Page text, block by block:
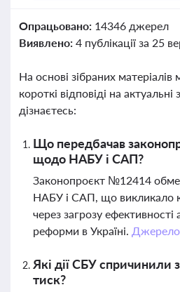
Опрацьовано: 14346 джерел
Виявлено: 4 публікації за 25
На основі зібраних
короткі відповіді на
дізнаєтесь:
Що передбачав
щодо НАБУ і САП?
Законопроєкт №12414
НАБУ і САП, що викликало
через загрозу ефективності
реформи в Україні. Джерело
Які дії СБУ спричинили
тиск?